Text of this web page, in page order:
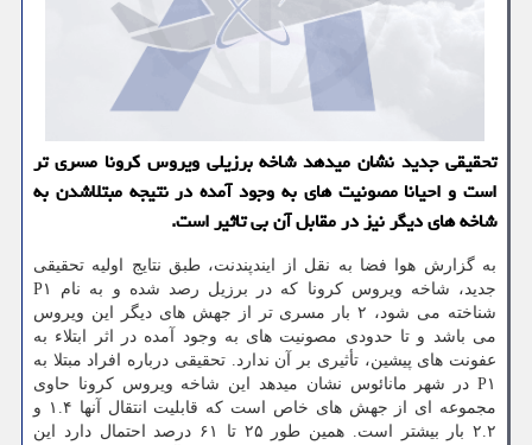
تحقیقی جدید نشان میدهد شاخه برزیلی ویروس کرونا مسری تر
است و احیانا مصونیت های به وجود آمده در نتیجه مبتلاشدن به
شاخه های دیگر نیز در مقابل آن بی تاثیر است.
به گزارش هوا فضا به نقل از ایندپندنت، طبق نتایج اولیه تحقیقی
جدید، شاخه ویروس کرونا که در برزیل رصد شده و به نام P۱
شناخته می شود، ۲ بار مسری تر از جهش های دیگر این ویروس
می باشد و تا حدودی مصونیت های به وجود آمده در اثر ابتلاء به
عفونت های پیشین، تأثیری بر آن ندارد. تحقیقی درباره افراد مبتلا به
P۱ در شهر مانائوس نشان میدهد این شاخه ویروس کرونا حاوی
مجموعه ای از جهش های خاص است که قابلیت انتقال آنها ۱.۴ و
۲.۲ بار بیشتر است. همین طور ۲۵ تا ۶۱ درصد احتمال دارد این